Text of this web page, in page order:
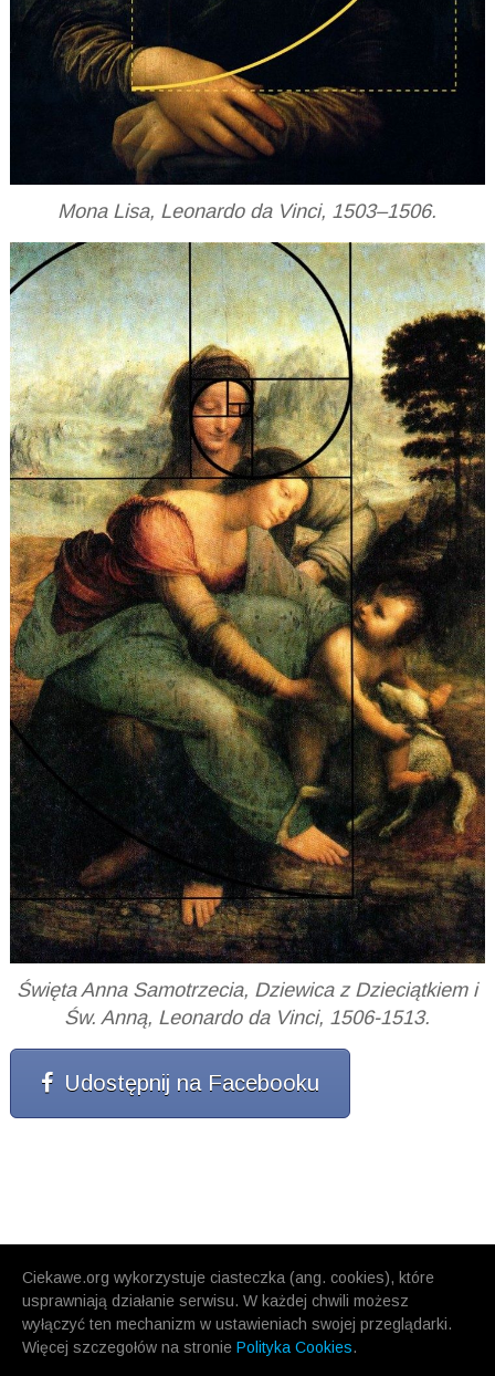
Ciekawe.org wykorzystuje ciasteczka (ang. cookies), które
usprawniają działanie serwisu. W każdej chwili możesz
wyłączyć ten mechanizm w ustawieniach swojej przeglądarki.
Więcej szczegołów na stronie Polityka Cookies.
Mona Lisa, Leonardo da Vinci, 1503–1506.
Święta Anna Samotrzecia, Dziewica z Dzieciątkiem i
Św. Anną, Leonardo da Vinci, 1506-1513.
Udostępnij na Facebooku